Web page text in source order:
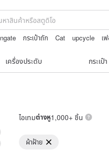
กระเป๋าถัก Cat upcycle เ
เครื่องประดับ กระเป๋า
ไอเทมต่างหู1,000+ ชิ้น
ผ้าฝ้าย